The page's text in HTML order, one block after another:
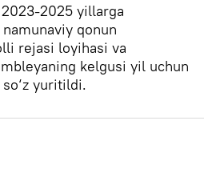
2025 yillarga
qonun
rejasi loyihasi va
kelgusi yil uchun
yuritildi.